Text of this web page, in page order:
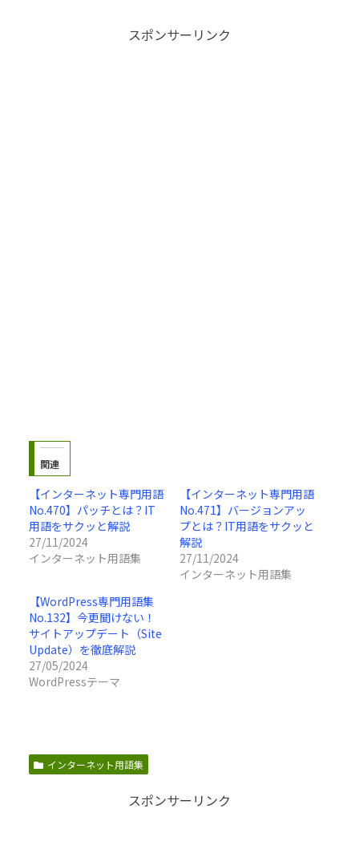
スポンサーリンク
関連
【インターネット専門用語
No.470】パッチとは？IT
用語をサクッと解説
27/11/2024
インターネット用語集
【インターネット専門用語
No.471】バージョンアッ
プとは？IT用語をサクッと
解説
27/11/2024
インターネット用語集
【WordPress専門用語集
No.132】今更聞けない！
サイトアップデート（Site
Update）を徹底解説
27/05/2024
WordPressテーマ
インターネット用語集
スポンサーリンク